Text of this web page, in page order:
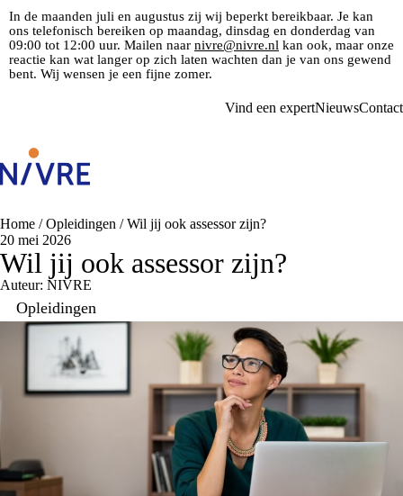
In de maanden juli en augustus zij wij beperkt bereikbaar. Je kan
ons telefonisch bereiken op maandag, dinsdag en donderdag van
09:00 tot 12:00 uur. Mailen naar nivre@nivre.nl kan ook, maar onze
reactie kan wat langer op zich laten wachten dan je van ons gewend
bent. Wij wensen je een fijne zomer.
Vind een expertNieuwsContact
Home /Opleidingen /Wil jij ook assessor zijn?
20 mei 2026
Wil jij ook assessor zijn?
Auteur: NIVRE
Opleidingen